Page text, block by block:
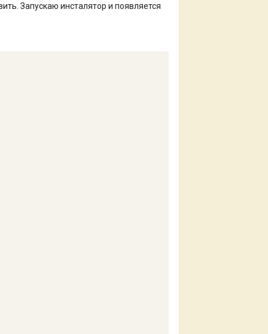
Запускаю инсталятор и появляется